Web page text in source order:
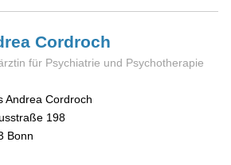
Cordroch
für Psychiatrie und Psychotherapie
Andrea Cordroch
198
Bonn